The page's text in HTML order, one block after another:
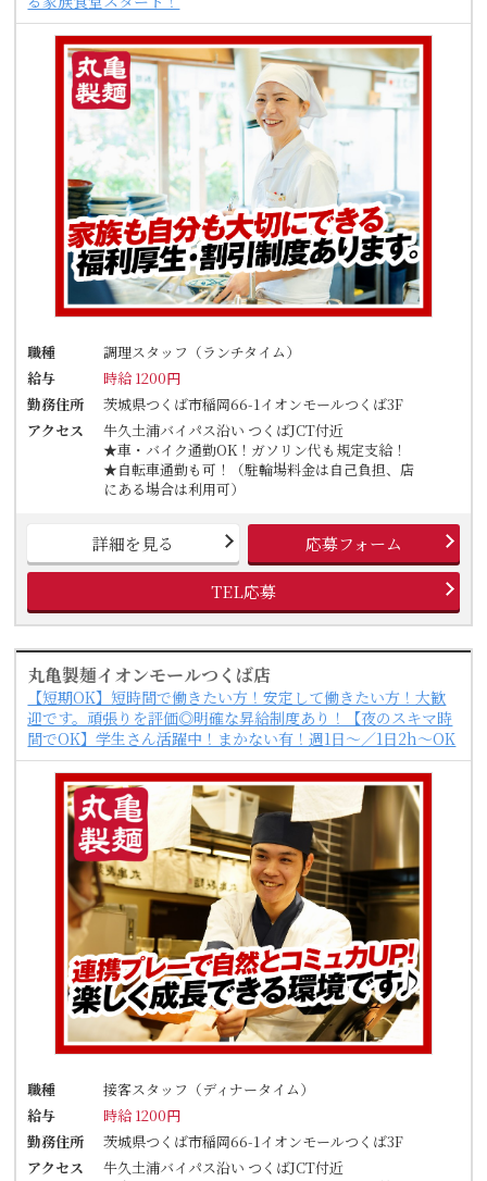
職種
調理スタッフ（ランチタイム）
給与
時給 1200円
勤務住所
茨城県つくば市稲岡66-1イオンモールつくば3F
アクセス
牛久土浦バイパス沿い つくばJCT付近
★車・バイク通勤OK！ガソリン代も規定支給！
★自転車通勤も可！（駐輪場料金は自己負担、店
にある場合は利用可）
詳細を見る 応募フォーム
TEL応募
丸亀製麺イオンモールつくば店
【短期OK】短時間で働きたい方！安定して働きたい方！大歓
迎です。頑張りを評価◎明確な昇給制度あり！【夜のスキマ時
間でOK】学生さん活躍中！まかない有！週1日～／1日2h～OK
職種
接客スタッフ（ディナータイム）
給与
時給 1200円
勤務住所
茨城県つくば市稲岡66-1イオンモールつくば3F
アクセス
牛久土浦バイパス沿い つくばJCT付近